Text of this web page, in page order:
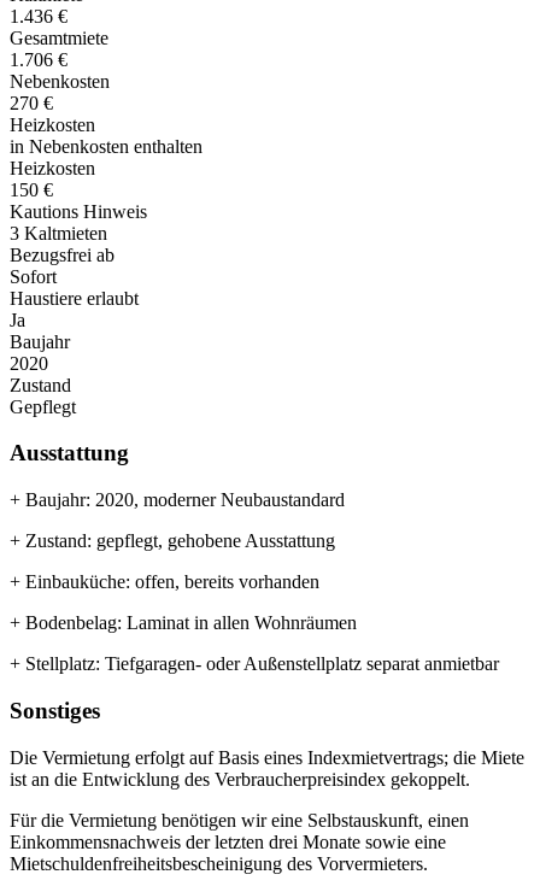
1.436 €
Gesamtmiete
1.706 €
Nebenkosten
270 €
Heizkosten
in Nebenkosten enthalten
Heizkosten
150 €
Kautions Hinweis
3 Kaltmieten
Bezugsfrei ab
Sofort
Haustiere erlaubt
Ja
Baujahr
2020
Zustand
Gepflegt
Ausstattung
+ Baujahr: 2020, moderner Neubaustandard
+ Zustand: gepflegt, gehobene Ausstattung
+ Einbauküche: offen, bereits vorhanden
+ Bodenbelag: Laminat in allen Wohnräumen
+ Stellplatz: Tiefgaragen- oder Außenstellplatz separat anmietbar
Sonstiges
Die Vermietung erfolgt auf Basis eines Indexmietvertrags; die Miete
ist an die Entwicklung des Verbraucherpreisindex gekoppelt.
Für die Vermietung benötigen wir eine Selbstauskunft, einen
Einkommensnachweis der letzten drei Monate sowie eine
Mietschuldenfreiheitsbescheinigung des Vorvermieters.